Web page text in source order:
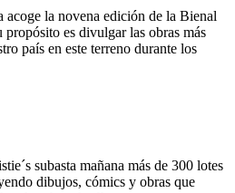
la novena edición de la Bienal
es divulgar las obras más
país en este terreno durante los
subasta mañana más de 300 lotes
dibujos, cómics y obras que